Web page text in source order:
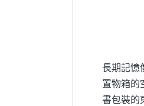
長期記憶
置物箱的
書包裝的